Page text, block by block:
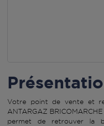
Votre point de vente et
ANTARGAZ
permet de retrouver la